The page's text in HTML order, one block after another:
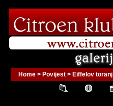
Home > Povijest > Eiffelov toranj